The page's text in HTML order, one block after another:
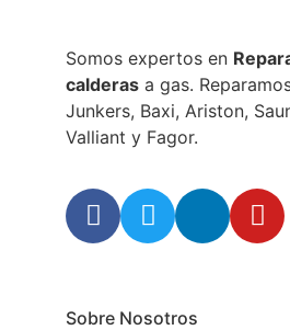
Somos expertos en
calderas a gas.
Junkers, Baxi, Ariston,
Valliant y Fagor.
Sobre Nosotros